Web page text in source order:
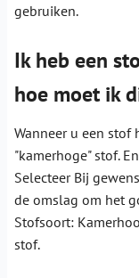
gebruiken.
Ik heb een
hoe moet ik
Wanneer u een stof
"kamerhoge" stof.
Selecteer Bij
de omslag om het
Stofsoort:
stof.